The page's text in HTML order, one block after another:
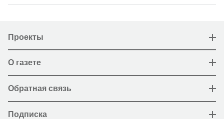
Проекты
О газете
Обратная связь
Подписка